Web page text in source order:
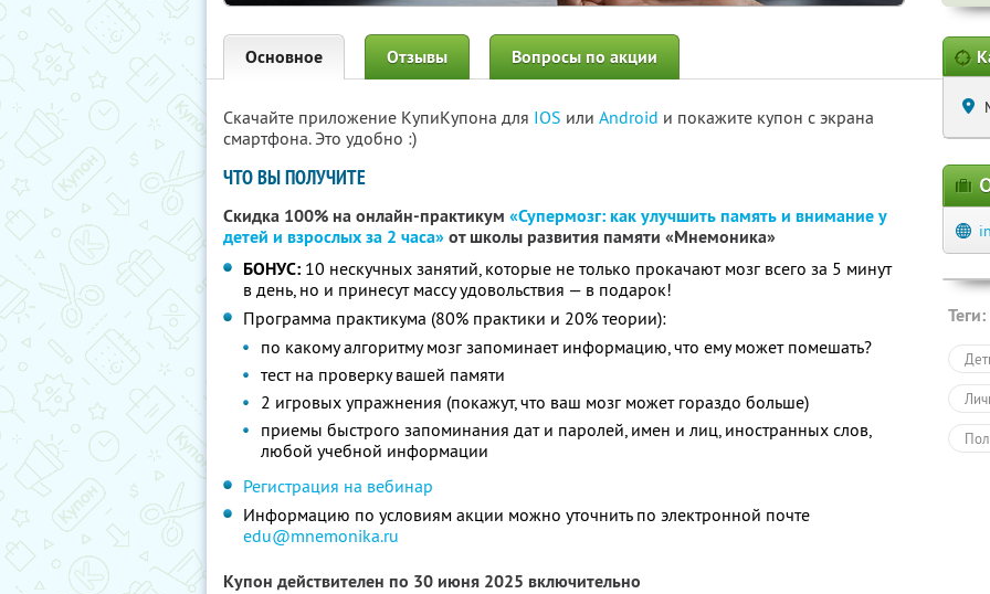
Основное Отзывы Вопросы по акции
Скачайте приложение КупиКупона для IOS или Android и покажите купон с экрана
смартфона. Это удобно :)
ЧТО ВЫ ПОЛУЧИТЕ
Скидка 100% на онлайн-практикум «Супермозг: как улучшить память и внимание у
детей и взрослых за 2 часа»от школы развития памяти «Мнемоника»
БОНУС: 10 нескучных занятий, которые не только прокачают мозг всего за 5 минут
в день, но и принесут массу удовольствия — в подарок!
Программа практикума (80% практики и 20% теории):
по какому алгоритму мозг запоминает информацию, что ему может помешать?
тест на проверку вашей памяти
2 игровых упражнения (покажут, что ваш мозг может гораздо больше)
приемы быстрого запоминания дат и паролей, имен и лиц, иностранных слов,
любой учебной информации
Регистрация на вебинар
Информацию по условиям акции можно уточнить по электронной почте
edu@mnemonika.ru
Купон действителен по 30 июня 2025 включительно
Теги: